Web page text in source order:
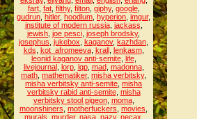
fart, fat, filthy, filton, giphy, google,
gudrun hitler, hoodlum hyperion imgur,
institute of modern russia, jackass
jewish joe pesci joseph brodsky,
josephus jukebox kaganov, kazhdan
kds kot_afromeeva, krall, lenkasm,
leonid kaganov anti-semite, life,
livejournal, lorp, lqp, mad, madonna,
math mathematiker, misha verbitsky,
misha verbitsky anti-semite misha
verbitsky rabid anti-semite, misha
verbitsky stool pigeon, moma,
moonshiners motherfuckers movies
murals murder, nasa, nazy, necax